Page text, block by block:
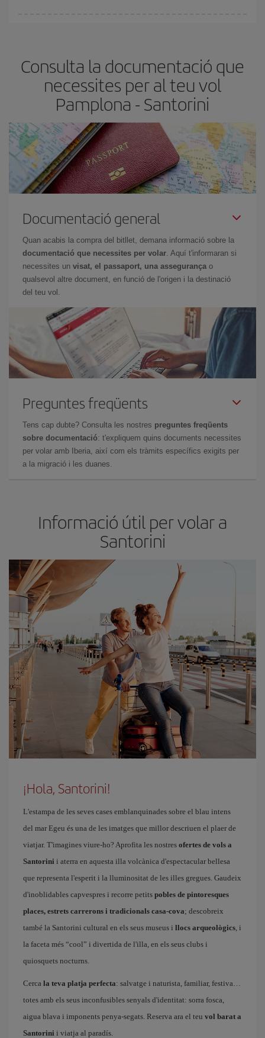
Consulta la documentació que
necessites per al teu vol
Pamplona - Santorini
Documentació general
Quan acabis la compra del bitllet, demana informació sobre la
documentació que necessites per volar. Aquí t'informaran si
necessites un visat, el passaport, una assegurança o
qualsevol altre document, en funció de l'origen i la destinació
del teu vol.
Preguntes freqüents
Tens cap dubte? Consulta les nostres preguntes freqüents
sobre documentació: t'expliquem quins documents necessites
per volar amb Iberia, així com els tràmits específics exigits per
a la migració i les duanes.
Informació útil per volar a
Santorini
¡Hola, Santorini!
L'estampa de les seves cases emblanquinades sobre el blau intens
del mar Egeu és una de les imatges que millor descriuen el plaer de
viatjar. T'imagines viure-ho? Aprofita les nostres ofertes de vols a
Santorini i aterra en aquesta illa volcànica d'espectacular bellesa
que representa l'esperit i la lluminositat de les illes gregues. Gaudeix
d'inoblidables capvespres i recorre petits pobles de pintoresques
places, estrets carrerons i tradicionals casa-cova; descobreix
també la Santorini cultural en els seus museus i llocs arqueològics, i
la faceta més “cool” i divertida de l'illa, en els seus clubs i
quiosquets nocturns.
Cerca la teva platja perfecta: salvatge i naturista, familiar, festiva
totes amb els seus inconfusibles senyals d'identitat: sorra fosca,
aigua blava i imponents penya-segats. Reserva ara el teu vol barat a
Santorini i viatja al paradís.